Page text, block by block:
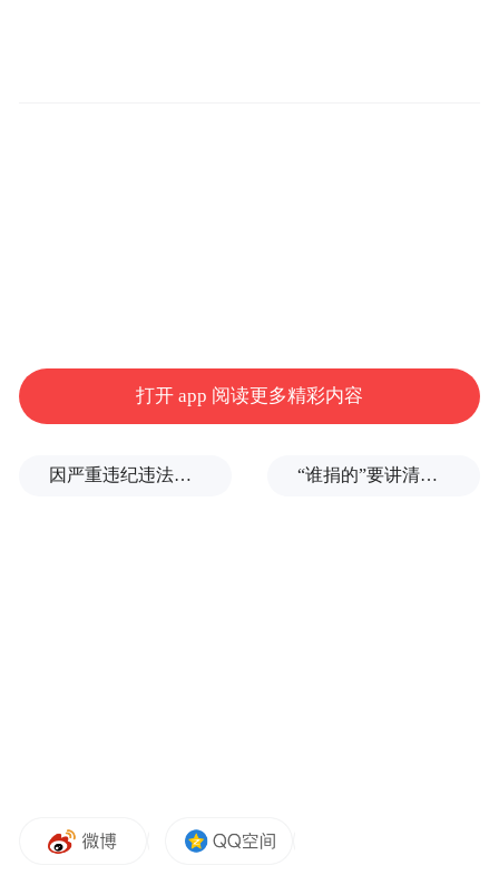
打开 app 阅读更多精彩内容
因严重违纪违法，金融监管总局原局长李云泽被罢免全国人大代表 “谁捐的”要讲清楚，爱心不能被截胡